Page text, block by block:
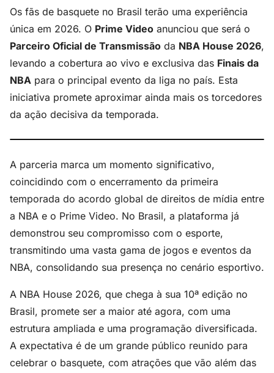
Os fãs de basquete no Brasil terão uma experiência
única em 2026. O Prime Video anunciou que será o
Parceiro Oficial de Transmissão da NBA House 2026,
levando a cobertura ao vivo e exclusiva das Finais da
NBA para o principal evento da liga no país. Esta
iniciativa promete aproximar ainda mais os torcedores
da ação decisiva da temporada.
A parceria marca um momento significativo,
coincidindo com o encerramento da primeira
temporada do acordo global de direitos de mídia entre
a NBA e o Prime Video. No Brasil, a plataforma já
demonstrou seu compromisso com o esporte,
transmitindo uma vasta gama de jogos e eventos da
NBA, consolidando sua presença no cenário esportivo.
A NBA House 2026, que chega à sua 10ª edição no
Brasil, promete ser a maior até agora, com uma
estrutura ampliada e uma programação diversificada.
A expectativa é de um grande público reunido para
celebrar o basquete, com atrações que vão além das